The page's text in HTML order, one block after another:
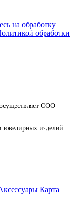
на обработку
обработки
ООО
ювелирных изделий
Карта